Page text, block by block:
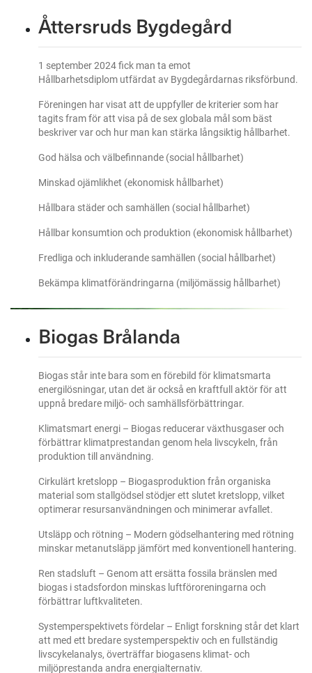
Åttersruds Bygdegård
1 september 2024 fick man ta emot
Hållbarhetsdiplom utfärdat av Bygdegårdarnas riksförbund.
Föreningen har visat att de uppfyller de kriterier som har
tagits fram för att visa på de sex globala mål som bäst
beskriver var och hur man kan stärka långsiktig hållbarhet.
God hälsa och välbefinnande (social hållbarhet)
Minskad ojämlikhet (ekonomisk hållbarhet)
Hållbara städer och samhällen (social hållbarhet)
Hållbar konsumtion och produktion (ekonomisk hållbarhet)
Fredliga och inkluderande samhällen (social hållbarhet)
Bekämpa klimatförändringarna (miljömässig hållbarhet)
Biogas Brålanda
Biogas står inte bara som en förebild för klimatsmarta
energilösningar, utan det är också en kraftfull aktör för att
uppnå bredare miljö- och samhällsförbättringar.
Klimatsmart energi – Biogas reducerar växthusgaser och
förbättrar klimatprestandan genom hela livscykeln, från
produktion till användning.
Cirkulärt kretslopp – Biogasproduktion från organiska
material som stallgödsel stödjer ett slutet kretslopp, vilket
optimerar resursanvändningen och minimerar avfallet.
Utsläpp och rötning – Modern gödselhantering med rötning
minskar metanutsläpp jämfört med konventionell hantering.
Ren stadsluft – Genom att ersätta fossila bränslen med
biogas i stadsfordon minskas luftföroreningarna och
förbättrar luftkvaliteten.
Systemperspektivets fördelar – Enligt forskning står det klart
att med ett bredare systemperspektiv och en fullständig
livscykelanalys, överträffar biogasens klimat- och
miljöprestanda andra energialternativ.